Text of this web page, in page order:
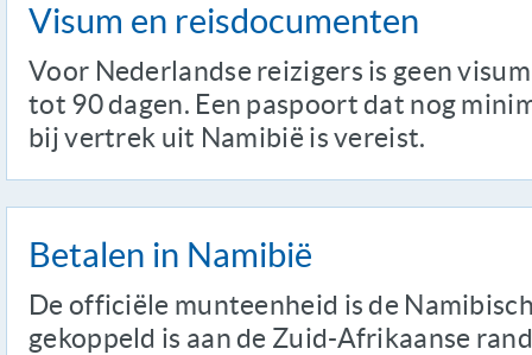
Visum en reisdocumenten
Voor Nederlandse reizigers is geen
tot 90 dagen. Een paspoort dat nog
bij vertrek uit Namibië is vereist.
Betalen in Namibië
De officiële munteenheid is de
gekoppeld is aan de Zuid-Afrikaanse